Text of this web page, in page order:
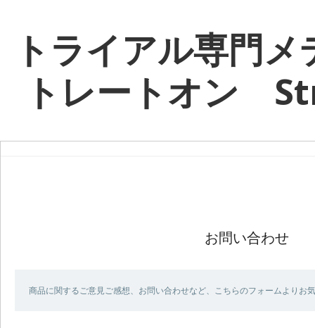
トライアル専門
トレートオン
お問い合わせ
商品に関するご意見ご感想、お問い合わせなど、こちらのフォームよりお